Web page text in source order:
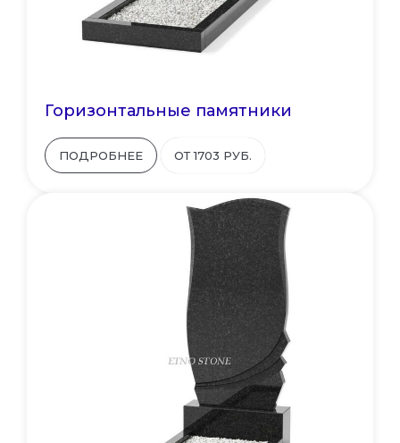
Горизонтальные памятники
ПОДРОБНЕЕ ОТ 1703 РУБ.